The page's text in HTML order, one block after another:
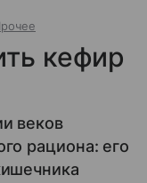
кефир
веков
рациона: его